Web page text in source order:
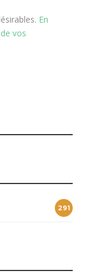
En
vos
291